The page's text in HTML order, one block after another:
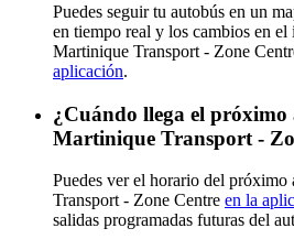
Puedes seguir tu autobús en un
en tiempo real y los cambios en
Martinique Transport - Zone
aplicación.
¿Cuándo llega el próximo
Martinique Transport -
Puedes ver el horario del
Transport - Zone Centre en la
salidas programadas futuras del